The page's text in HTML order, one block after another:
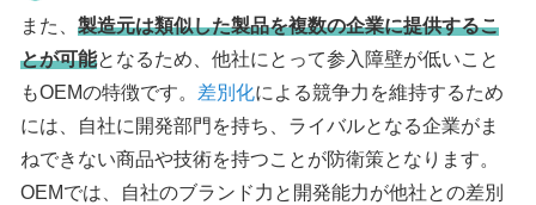
また、 製造元は類似した製品を複数の企業に提供するこ
とが可能となるため、他社にとって参入障壁が低いこと
もOEMの特徴です。 差別化による競争力を維持するため
には、自社に開発部門を持ち、ライバルとなる企業がま
ねできない商品や技術を持つことが防衛策となります。
OEMでは、自社のブランド力と開発能力が他社との差別